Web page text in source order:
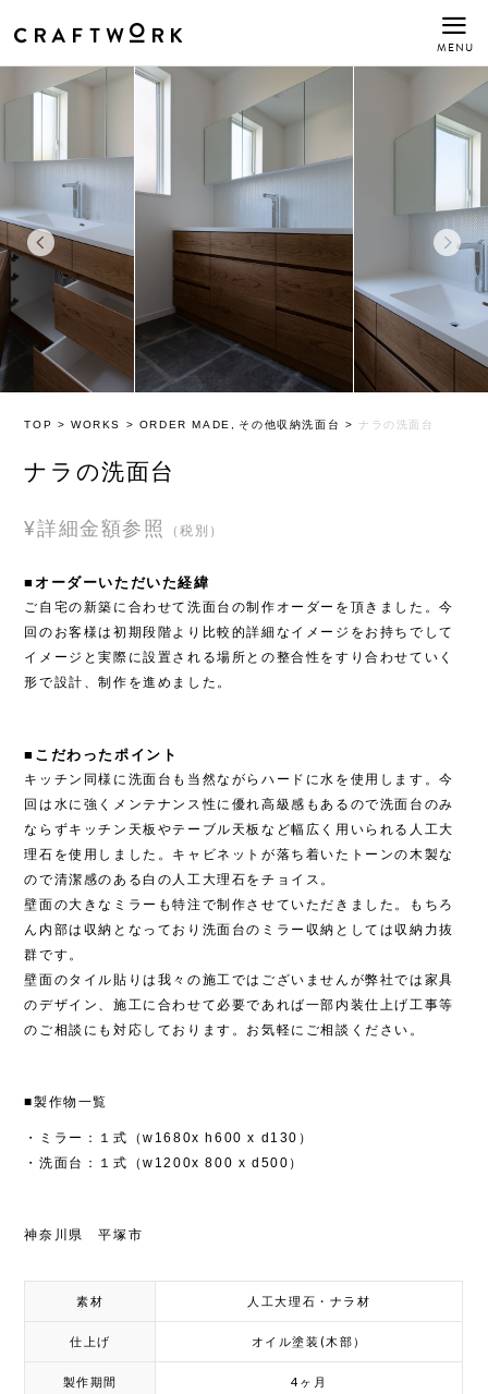
MENU
TOP >WORKS > ORDER MADE その他収納洗面台 >ナラの洗面台
ナラの洗面台
¥詳細金額参照 （税別）
■オーダーいただいた経緯
ご自宅の新築に合わせて洗面台の制作オーダーを頂きました。今
回のお客様は初期段階より比較的詳細なイメージをお持ちでして
イメージと実際に設置される場所との整合性をすり合わせていく
形で設計、制作を進めました。
■こだわったポイント
キッチン同様に洗面台も当然ながらハードに水を使用します。今
回は水に強くメンテナンス性に優れ高級感もあるので洗面台のみ
ならずキッチン天板やテーブル天板など幅広く用いられる人工大
理石を使用しました。キャビネットが落ち着いたトーンの木製な
ので清潔感のある白の人工大理石をチョイス。
壁面の大きなミラーも特注で制作させていただきました。もちろ
ん内部は収納となっており洗面台のミラー収納としては収納力抜
群です。
壁面のタイル貼りは我々の施工ではございませんが弊社では家具
のデザイン、施工に合わせて必要であれば一部内装仕上げ工事等
のご相談にも対応しております。お気軽にご相談ください。
■製作物一覧
・ミラー：１式（w1680x h600 x d130）
・洗面台：１式（w1200x 800 x d500）
神奈川県 平塚市
素材 人工大理石・ナラ材
仕上げ オイル塗装(木部）
製作期間 4ヶ月